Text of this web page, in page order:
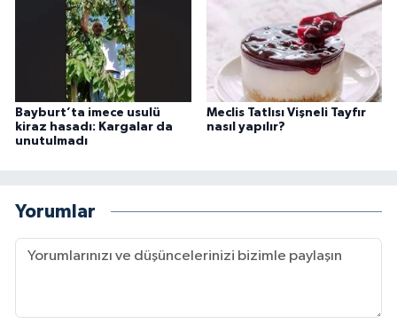
Bayburt’ta imece usulü
kiraz hasadı: Kargalar da
unutulmadı
Meclis Tatlısı Vişneli Tayfır
nasıl yapılır?
Yorumlar